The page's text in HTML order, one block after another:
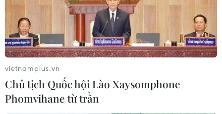
vietnamplus.vn
Chủ tịch Quốc hội Lào Xaysomphone
Phomvihane từ trần